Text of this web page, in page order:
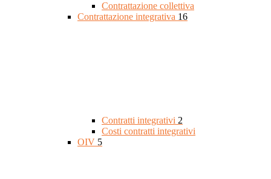
Contrattazione collettiva
Contrattazione integrativa 16
Contratti integrativi 2
Costi contratti integrativi
OIV 5